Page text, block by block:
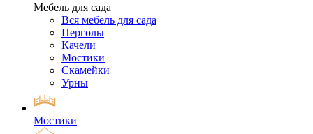
Мебель для сада
Вся мебель для сада
Перголы
Качели
Мостики
Скамейки
Урны
Мостики